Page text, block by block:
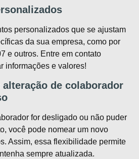
personalizados que se ajustam
da sua empresa, como por
e outros. Entre em contato
informações e valores!
de colaborador
for desligado ou não puder
você pode nomear um novo
Assim, essa flexibilidade permite
sempre atualizada.